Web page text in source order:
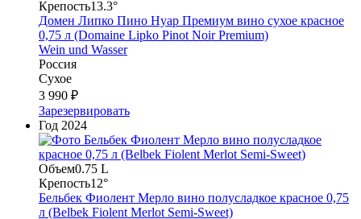
Крепость13.3°
Домен Липко Пино Нуар Премиум вино сухое красное
0,75 л (Domaine Lipko Pinot Noir Premium)
Wein und Wasser
Россия
Сухое
3 990 ₽
Зарезервировать
Год 2024
Объем0.75 L
Крепость12°
Бельбек Фиолент Мерло вино полусладкое красное 0,75
л (Belbek Fiolent Merlot Semi-Sweet)